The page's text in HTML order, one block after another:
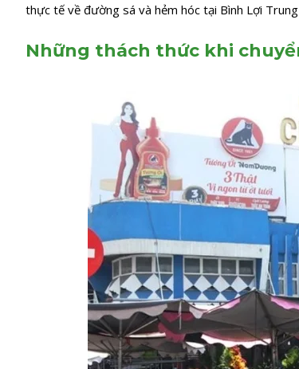
thực tế về đường sá và hẻm hóc tại Bình Lợi
Những thách thức khi